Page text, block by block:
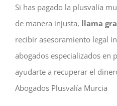
Si has pagado la plusvalía
de manera injusta, llama
recibir asesoramiento legal
abogados especializados en
ayudarte a recuperar el
Abogados Plusvalía Murcia